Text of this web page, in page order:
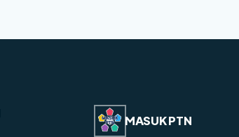
MASUK PTN